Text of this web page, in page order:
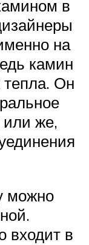
в
на
камин
тепла. Он
или же,
можно
входит в